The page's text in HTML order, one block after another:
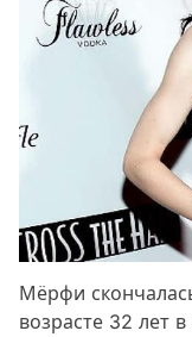
Мёрфи
возрасте 32 лет